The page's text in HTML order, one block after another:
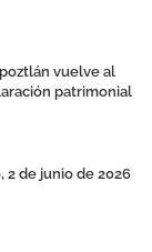
vuelve al
patrimonial
2 de junio de 2026